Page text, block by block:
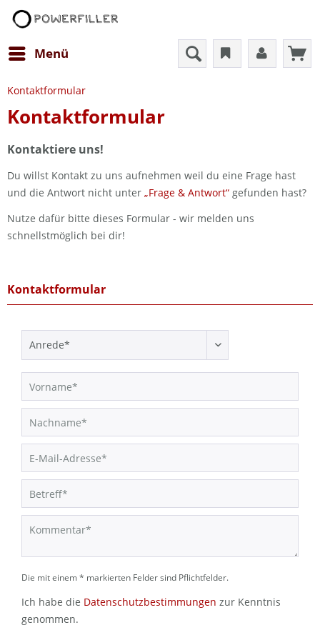
Menü
Kontaktformular
Kontaktformular
Kontaktiere uns!
Du willst Kontakt zu uns aufnehmen weil du eine Frage hast
und die Antwort nicht unter „Frage & Antwort“ gefunden hast?
Nutze dafür bitte dieses Formular - wir melden uns
schnellstmöglich bei dir!
Kontaktformular
Die mit einem * markierten Felder sind Pflichtfelder.
Ich habe die Datenschutzbestimmungen zur Kenntnis
genommen.